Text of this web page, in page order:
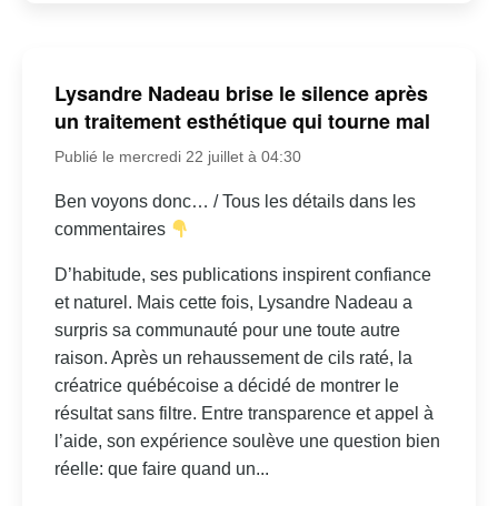
Lysandre Nadeau brise le silence après
un traitement esthétique qui tourne mal
Publié le mercredi 22 juillet à 04:30
Ben voyons donc… / Tous les détails dans les
commentaires
D’habitude, ses publications inspirent confiance
et naturel. Mais cette fois, Lysandre Nadeau a
surpris sa communauté pour une toute autre
raison. Après un rehaussement de cils raté, la
créatrice québécoise a décidé de montrer le
résultat sans filtre. Entre transparence et appel à
l’aide, son expérience soulève une question bien
réelle: que faire quand un...